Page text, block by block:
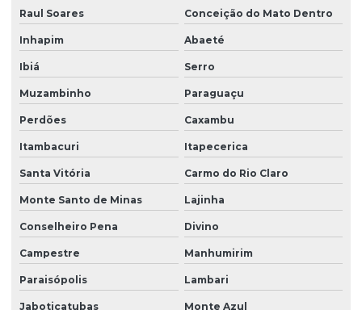
Raul Soares Conceição do Mato Dentro
Inhapim Abaeté
Ibiá Serro
Muzambinho Paraguaçu
Perdões Caxambu
Itambacuri Itapecerica
Santa Vitória Carmo do Rio Claro
Monte Santo de Minas Lajinha
Conselheiro Pena Divino
Campestre Manhumirim
Paraisópolis Lambari
Jaboticatubas Monte Azul